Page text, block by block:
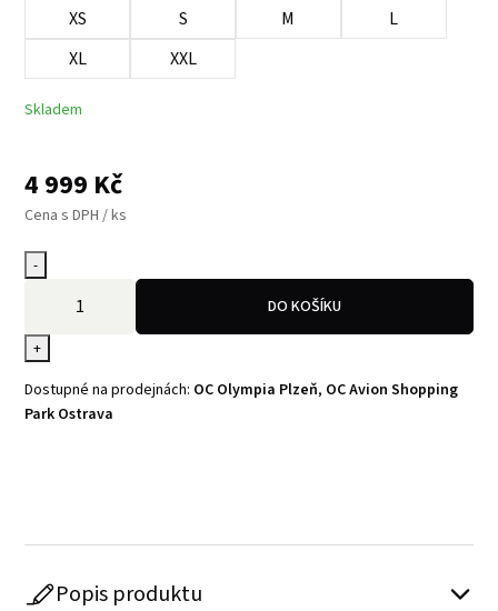
XS S M
L
XL
XXL
Skladem
4 999 Kč
Cena s DPH / ks
-
+
DO KOŠÍKU
Dostupné na prodejnách: OC Olympia Plzeň, OC Avion Shopping
Park Ostrava
Popis produktu